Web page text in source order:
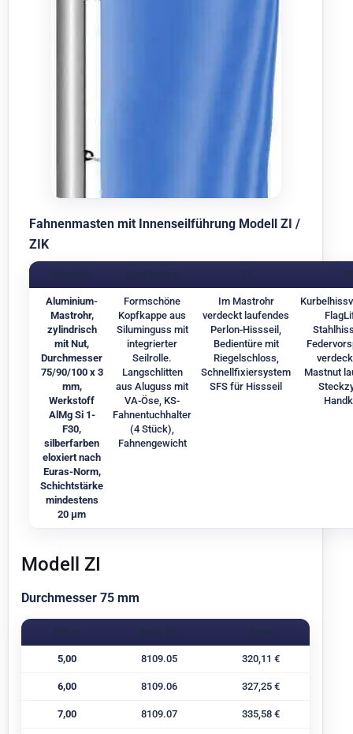
Fahnenmasten mit Innenseilführung Modell ZI /
ZIK
Aluminium-
Mastrohr,
zylindrisch
mit Nut,
Durchmesser
75/90/100 x 3
mm,
Werkstoff
AlMg Si 1-
F30,
silberfarben
eloxiert nach
Euras-Norm,
Schichtstärke
mindestens
20 μm
Formschöne
Kopfkappe aus
Siluminguss mit
integrierter
Seilrolle.
Langschlitten
aus Aluguss mit
VA-Öse, KS-
Fahnentuchhalter
(4 Stück),
Fahnengewicht
Im Mastrohr
verdeckt laufendes
Perlon-Hissseil,
Bedientüre mit
Riegelschloss,
Schnellfixiersystem
SFS für Hissseil
Mastnut
Modell ZI
Durchmesser 75 mm
5,00 8109.05 320,11 €
6,00 8109.06 327,25 €
7,00 8109.07 335,58 €